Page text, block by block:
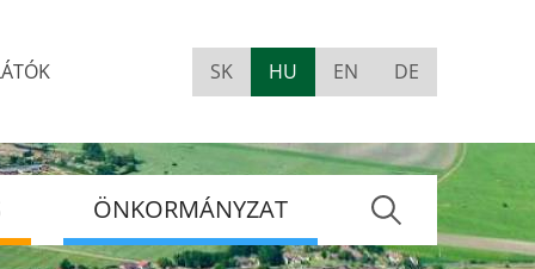
version
SK HU EN DE
ÖNKORMÁNYZAT
Keres